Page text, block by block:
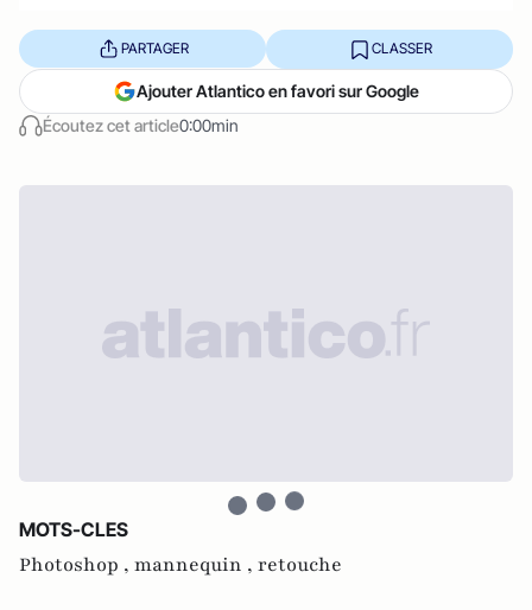
Écoutez cet article0:00min
PARTAGER CLASSER
Ajouter Atlantico en favori sur Google
MOTS-CLES
Photoshop , mannequin , retouche